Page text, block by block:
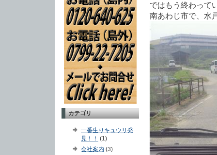
ではもう終わって
南あわじ市で、水
カテゴリ
一番生りキュウリ発
見！！ (1)
会社案内 (3)